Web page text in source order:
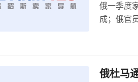
俄一季度
成；俄官
俄杜马